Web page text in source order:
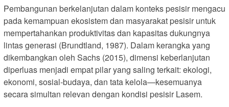
Pembangunan berkelanjutan dalam konteks pesisir mengacu
pada kemampuan ekosistem dan masyarakat pesisir untuk
mempertahankan produktivitas dan kapasitas dukungnya
lintas generasi (Brundtland, 1987). Dalam kerangka yang
dikembangkan oleh Sachs (2015), dimensi keberlanjutan
diperluas menjadi empat pilar yang saling terkait: ekologi,
ekonomi, sosial-budaya, dan tata kelola—kesemuanya
secara simultan relevan dengan kondisi pesisir Lasem.